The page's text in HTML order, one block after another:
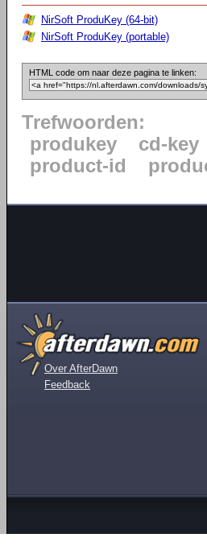
NirSoft ProduKey (64-bit)
NirSoft ProduKey (portable)
HTML code om naar deze pagina te linken:
Trefwoorden:
produkey
cd-key
product-id
Over AfterDawn
Feedback